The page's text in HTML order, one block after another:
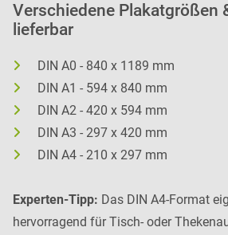
Verschiedene Plakatgrößen
lieferbar
DIN A0 - 840 x 1189 mm
DIN A1 - 594 x 840 mm
DIN A2 - 420 x 594 mm
DIN A3 - 297 x 420 mm
DIN A4 - 210 x 297 mm
Experten-Tipp: Das DIN A4-Format
hervorragend für Tisch- oder